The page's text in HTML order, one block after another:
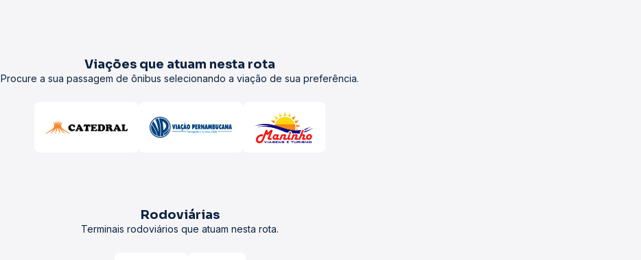
Viações que atuam nesta rota
Procure a sua passagem de ônibus selecionando a viação de sua preferência.
Rodoviárias
Terminais rodoviários que atuam nesta rota.